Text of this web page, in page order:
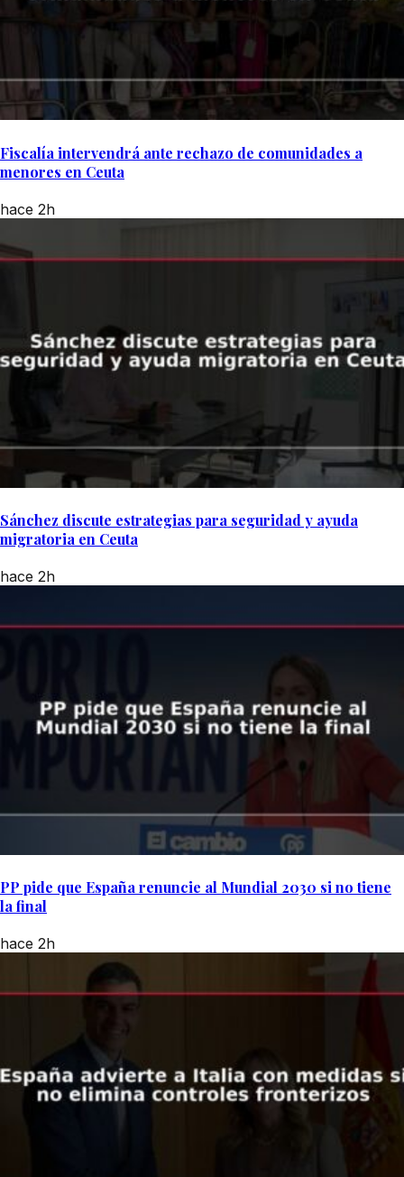
Fiscalía intervendrá ante rechazo de comunidades a
menores en Ceuta
hace 2h
Sánchez discute estrategias para seguridad y ayuda
migratoria en Ceuta
hace 2h
PP pide que España renuncie al Mundial 2030 si no tiene
la final
hace 2h